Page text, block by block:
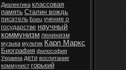
Диалектика классовая
память Сталин вождь
писатель Боец учение о
государстве научный
коммунизм ленинизм
музыка мультик Карл Маркс
Биография философия
Украина дети воспитание
коммунист горький